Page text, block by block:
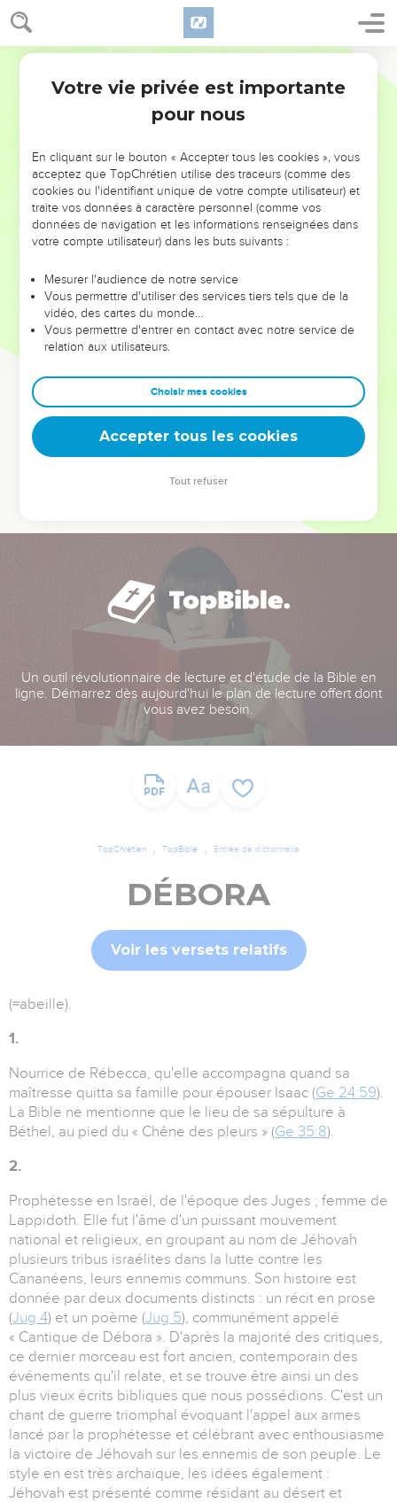
NE MANQUEZ PAS L’ÉVÉNEMENT
DE L’ANNÉE !
ET SI LEURS ERREURS POUVAIENT VOUS ÉVITER LES
VOTRES ?
leur foi ou leur vision. Mais on voit moins les doutes, les erreurs
et les saisons difficiles qu'ils ont traversés, alors même que ce
sont elles qui les ont façonnés.
Dans cette conférence, leaders, entrepreneurs, et responsables
clés pour avancer avec plus de sagesse afin que leurs erreurs
deviennent vos tremplins. Que vous guidiez un ministère, une
équipe, un groupe ou une famille, leur expérience est faite
Un outil révolutionnaire de lecture et d'étude de la Bible en
ligne. Démarrez dès aujourd'hui le plan de lecture offert dont
vous avez besoin.
TopChrétien TopBible Entrée de dictionnaire
DÉBORA
Voir les versets relatifs
(=abeille).
1.
Nourrice de Rébecca, qu'elle accompagna quand sa
maîtresse quitta sa famille pour épouser Isaac (Ge 24:59).
La Bible ne mentionne que le lieu de sa sépulture à
Béthel, au pied du « Chêne des pleurs » (Ge 35:8).
2.
Prophétesse en Israël, de l'époque des Juges ; femme de
Lappidoth. Elle fut l'âme d'un puissant mouvement
national et religieux, en groupant au nom de Jéhovah
plusieurs tribus israélites dans la lutte contre les
Cananéens, leurs ennemis communs. Son histoire est
donnée par deux documents distincts : un récit en prose
(Jug 4) et un poème (Jug 5), communément appelé
« Cantique de Débora ». D'après la majorité des critiques,
ce dernier morceau est fort ancien, contemporain des
événements qu'il relate, et se trouve être ainsi un des
plus vieux écrits bibliques que nous possédions. C'est un
chant de guerre triomphal évoquant l'appel aux armes
lancé par la prophétesse et célébrant avec enthousiasme
la victoire de Jéhovah sur les ennemis de son peuple. Le
style en est très archaïque, les idées également :
Jéhovah est présenté comme résidant au désert et
Votre vie privée est importante
pour nous
En cliquant sur le bouton « Accepter tous les cookies », vous
acceptez que TopChrétien utilise des traceurs (comme des
cookies ou l'identifiant unique de votre compte utilisateur) et
traite vos données à caractère personnel (comme vos
données de navigation et les informations renseignées dans
votre compte utilisateur) dans les buts suivants :
Mesurer l'audience de notre service
Vous permettre d'utiliser des services tiers tels que de la
vidéo, des cartes du monde…
Vous permettre d'entrer en contact avec notre service de
relation aux utilisateurs.
Choisir mes cookies
Accepter tous les cookies
Tout refuser